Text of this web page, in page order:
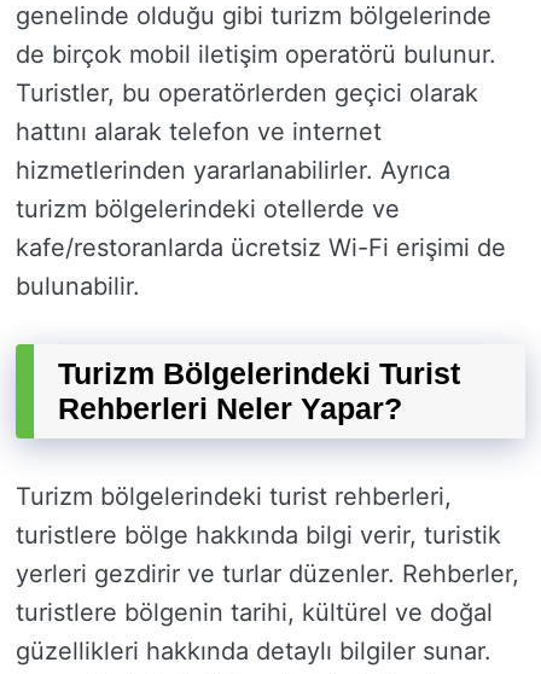
genelinde olduğu gibi turizm bölgelerinde
de birçok mobil iletişim operatörü bulunur.
Turistler, bu operatörlerden geçici olarak
hattını alarak telefon ve internet
hizmetlerinden yararlanabilirler. Ayrıca
turizm bölgelerindeki otellerde ve
kafe/restoranlarda ücretsiz Wi-Fi erişimi de
bulunabilir.
Turizm Bölgelerindeki Turist
Rehberleri Neler Yapar?
Turizm bölgelerindeki turist rehberleri,
turistlere bölge hakkında bilgi verir, turistik
yerleri gezdirir ve turlar düzenler. Rehberler,
turistlere bölgenin tarihi, kültürel ve doğal
güzellikleri hakkında detaylı bilgiler sunar.